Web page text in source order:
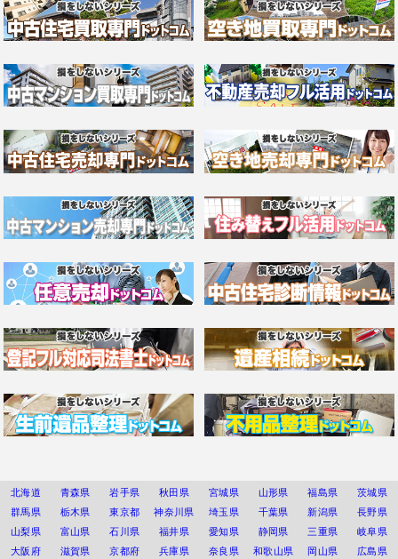
北海道 青森県 岩手県 秋田県 宮城県 山形県 福島県
茨城県
群馬県
栃木県 東京都 神奈川県 埼玉県 千葉県 新潟県
長野県
山梨県
富山県 石川県 福井県 愛知県 静岡県 三重県
岐阜県
大阪府
滋賀県 京都府 兵庫県 奈良県 和歌山県 岡山県
広島県